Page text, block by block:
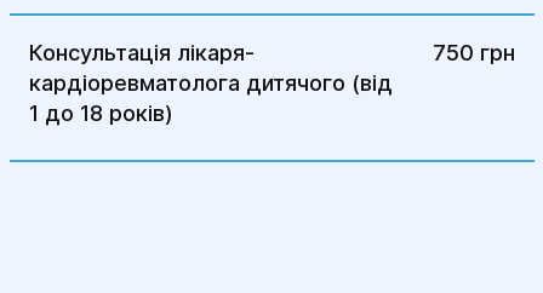
Консультація лікаря-
кардіоревматолога дитячого (від
1 до 18 років)
750 грн